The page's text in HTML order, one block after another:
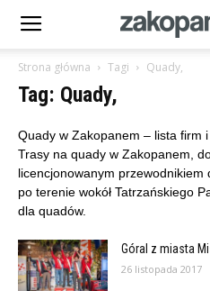
Strona główna Tagi Quady,
Tag: Quady,
Quady w Zakopanem – lista firm
Trasy na quady w Zakopanem,
licencjonowanym
po terenie wokół Tatrzańskiego
dla quadów.
Góral z miasta
26 listopada 2017